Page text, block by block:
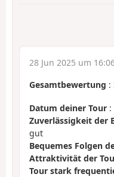
28 Jun 2025 um
Gesamtbewertung :
Datum deiner Tour :
Zuverlässigkeit der
gut
Bequemes Folgen
Attraktivität der
Tour stark